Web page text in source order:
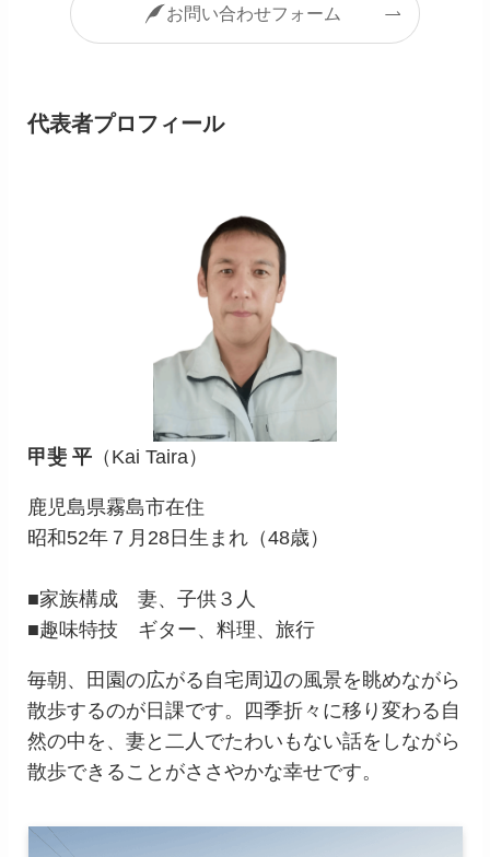
お問い合わせフォーム
代表者プロフィール
甲斐 平 （Kai Taira）
鹿児島県霧島市在住
昭和52年７月28日生まれ（48歳）
■家族構成 妻、子供３人
■趣味特技 ギター、料理、旅行
毎朝、田園の広がる自宅周辺の風景を眺めながら
散歩するのが日課です。四季折々に移り変わる自
然の中を、妻と二人でたわいもない話をしながら
散歩できることがささやかな幸せです。